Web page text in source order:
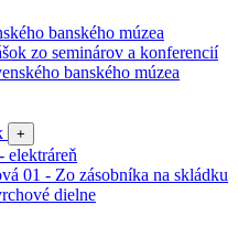
banského múzea
zo seminárov a konferencií
banského múzea
+
elektráreň
01 - Zo zásobníka na skládku
dielne